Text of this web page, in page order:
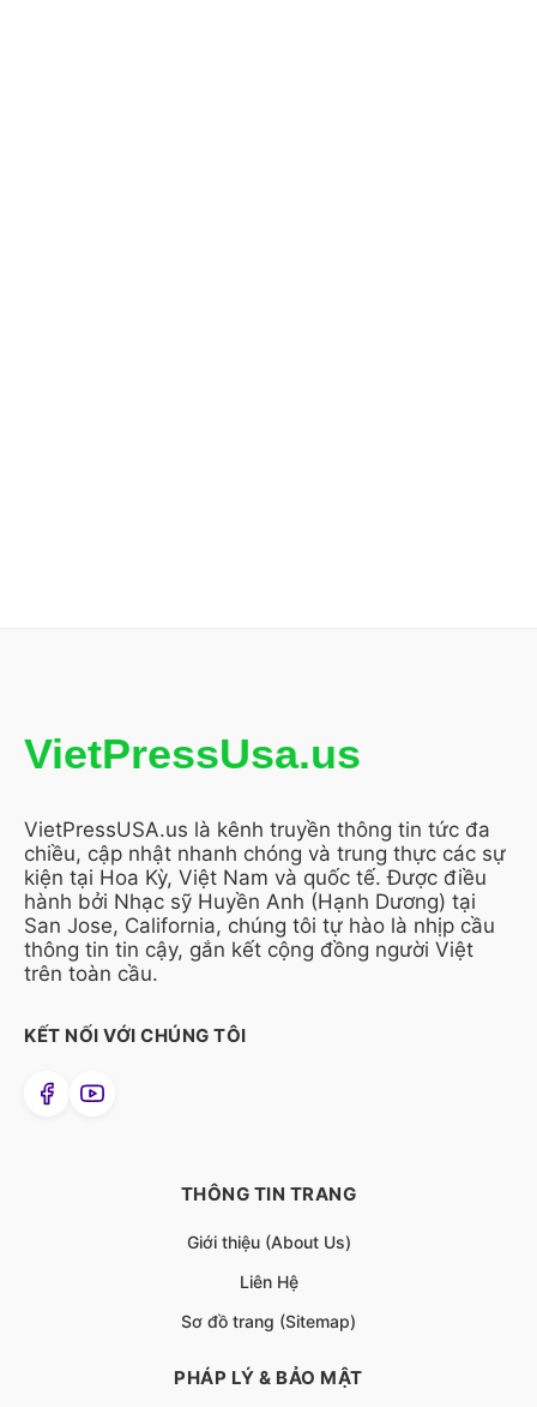
VietPressUsa.us
VietPressUSA.us là kênh truyền thông tin tức đa
chiều, cập nhật nhanh chóng và trung thực các sự
kiện tại Hoa Kỳ, Việt Nam và quốc tế. Được điều
hành bởi Nhạc sỹ Huyền Anh (Hạnh Dương) tại
San Jose, California, chúng tôi tự hào là nhịp cầu
thông tin tin cậy, gắn kết cộng đồng người Việt
trên toàn cầu.
KẾT NỐI VỚI CHÚNG TÔI
THÔNG TIN TRANG
Giới thiệu (About Us)
Liên Hệ
Sơ đồ trang (Sitemap)
PHÁP LÝ & BẢO MẬT